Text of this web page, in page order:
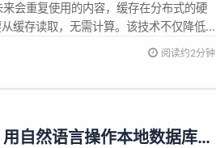
会重复使用的内容，缓存在分布式的硬
缓存读取，无需计算。该技术不仅降低
的部分，DeepSeek 费用为 0.1元 每百万
阅读约2分钟
自然语言操作本地数据库；